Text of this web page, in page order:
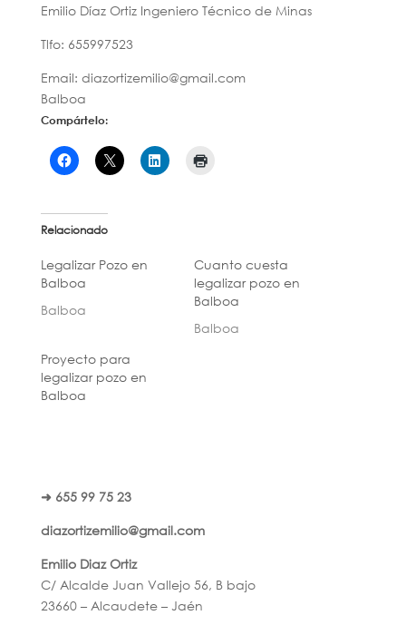
Emilio Díaz Ortiz Ingeniero Técnico de Minas
Tlfo: 655997523
Email: diazortizemilio@gmail.com
Balboa
Compártelo:
Relacionado
Legalizar Pozo en
Balboa
Balboa
Cuanto cuesta
legalizar pozo en
Balboa
Balboa
Proyecto para
legalizar pozo en
Balboa
➜ 655 99 75 23
diazortizemilio@gmail.com
Emilio Diaz Ortiz
C/ Alcalde Juan Vallejo 56, B bajo
23660 – Alcaudete – Jaén